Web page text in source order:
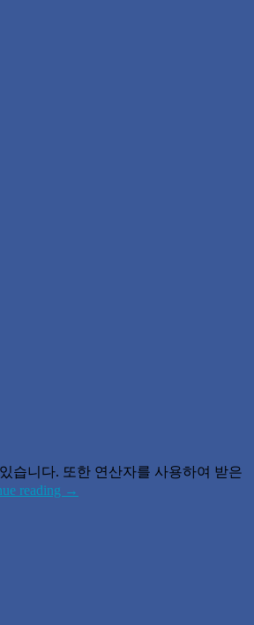
습니다. 또한 연산자를 사용하여 받은
reading →